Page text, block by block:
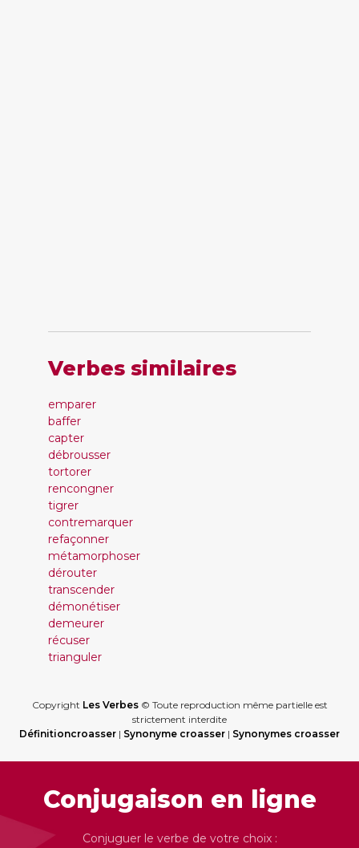
Verbes similaires
emparer
baffer
capter
débrousser
tortorer
rencongner
tigrer
contremarquer
refaçonner
métamorphoser
dérouter
transcender
démonétiser
demeurer
récuser
trianguler
Copyright Les Verbes© Toute reproduction même partielle est
strictement interdite
Définitioncroasser | Synonyme croasser | Synonymes croasser
Conjugaison en ligne
Conjuguer le verbe de votre choix :